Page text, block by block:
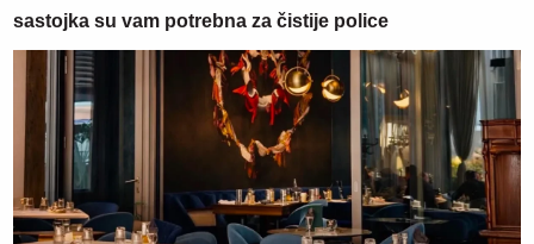
sastojka su vam potrebna za čistije police